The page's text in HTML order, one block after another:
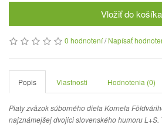
Vložiť do košíka
0 hodnotení/Napísať
Popis Vlastnosti Hodnotenia (0)
Piaty zväzok súborného diela Kornela
najznámejšej dvojici slovenského humoru L+S.